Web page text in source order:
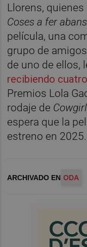
Llorens,
Coses a fer
película, una
grupo de
de uno de ellos,
recibiendo
Premios Lola
rodaje de Cowgirl
espera que la
estreno en 2025.
ARCHIVADO EN ODA